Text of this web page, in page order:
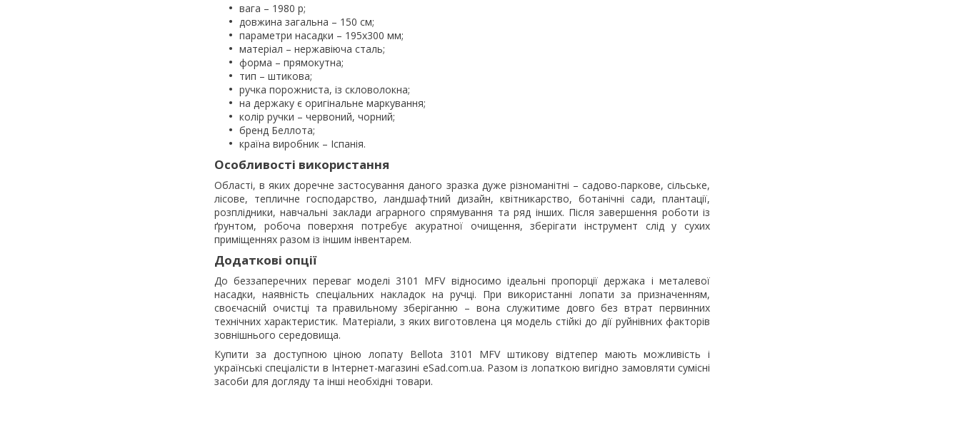
вага – 1980 р;
довжина загальна – 150 см;
параметри насадки – 195х300 мм;
матеріал – нержавіюча сталь;
форма – прямокутна;
тип – штикова;
ручка порожниста, із скловолокна;
на держаку є оригінальне маркування;
колір ручки – червоний, чорний;
бренд Беллота;
країна виробник – Іспанія.
Особливості використання
Області, в яких доречне застосування даного зразка дуже різноманітні – садово-паркове, сільське,
лісове, тепличне господарство, ландшафтний дизайн, квітникарство, ботанічні сади, плантації,
розплідники, навчальні заклади аграрного спрямування та ряд інших. Після завершення роботи із
ґрунтом, робоча поверхня потребує акуратної очищення, зберігати інструмент слід у сухих
приміщеннях разом із іншим інвентарем.
Додаткові опції
До беззаперечних переваг моделі 3101 MFV відносимо ідеальні пропорції держака і металевої
насадки, наявність спеціальних накладок на ручці. При використанні лопати за призначенням,
своєчасній очистці та правильному зберіганню – вона служитиме довго без втрат первинних
технічних характеристик. Матеріали, з яких виготовлена ця модель стійкі до дії руйнівних факторів
зовнішнього середовища.
Купити за доступною ціною лопату Bellota 3101 MFV штикову відтепер мають можливість і
українські спеціалісти в Інтернет-магазині eSad.com.ua. Разом із лопаткою вигідно замовляти сумісні
засоби для догляду та інші необхідні товари.